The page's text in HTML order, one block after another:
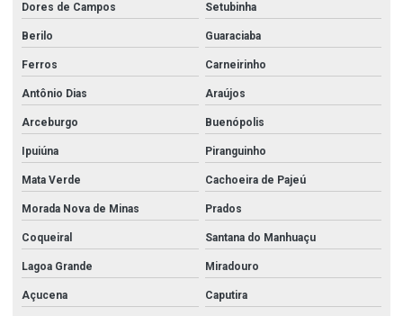
Dores de Campos Setubinha
Berilo Guaraciaba
Ferros Carneirinho
Antônio Dias Araújos
Arceburgo Buenópolis
Ipuiúna Piranguinho
Mata Verde Cachoeira de Pajeú
Morada Nova de Minas Prados
Coqueiral Santana do Manhuaçu
Lagoa Grande Miradouro
Açucena Caputira